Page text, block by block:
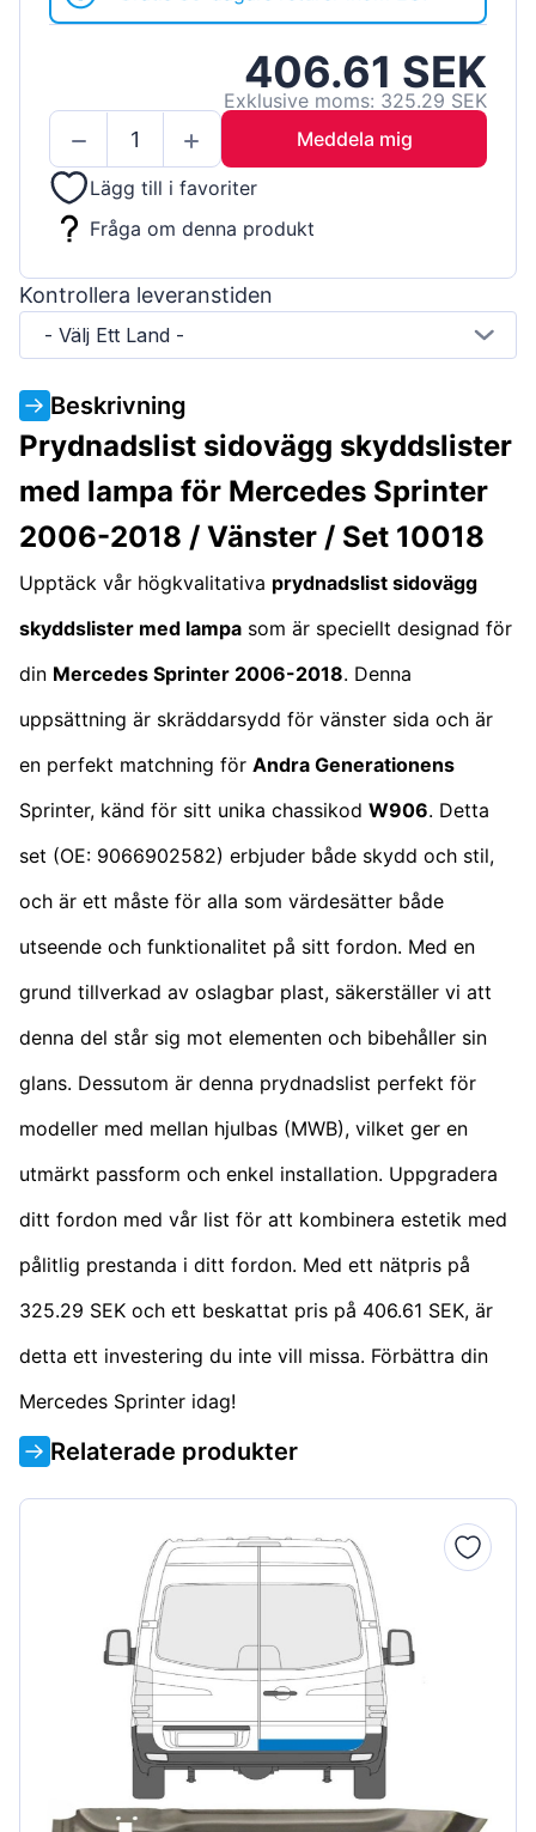
406.61 SEK
Exklusive moms: 325.29 SEK
Meddela mig
Lägg till i favoriter
Fråga om denna produkt
Kontrollera leveranstiden
- Välj Ett Land -
Beskrivning
Prydnadslist sidovägg skyddslister
med lampa för Mercedes Sprinter
2006-2018 / Vänster / Set 10018
Upptäck vår högkvalitativa prydnadslist sidovägg
skyddslister med lampa som är speciellt designad för
din Mercedes Sprinter 2006-2018. Denna
uppsättning är skräddarsydd för vänster sida och är
en perfekt matchning för Andra Generationens
Sprinter, känd för sitt unika chassikod W906. Detta
set (OE: 9066902582) erbjuder både skydd och stil,
och är ett måste för alla som värdesätter både
utseende och funktionalitet på sitt fordon. Med en
grund tillverkad av oslagbar plast, säkerställer vi att
denna del står sig mot elementen och bibehåller sin
glans. Dessutom är denna prydnadslist perfekt för
modeller med mellan hjulbas (MWB), vilket ger en
utmärkt passform och enkel installation. Uppgradera
ditt fordon med vår list för att kombinera estetik med
pålitlig prestanda i ditt fordon. Med ett nätpris på
325.29 SEK och ett beskattat pris på 406.61 SEK, är
detta ett investering du inte vill missa. Förbättra din
Mercedes Sprinter idag!
Relaterade produkter